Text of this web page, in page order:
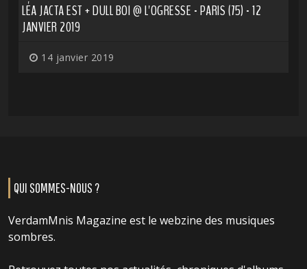
LÉA JACTA EST + DULL BOI @ L'OGRESSE - PARIS (75) - 12
JANVIER 2019
14 janvier 2019
QUI SOMMES-NOUS ?
VerdamMnis Magazine est le webzine des musiques
sombres.